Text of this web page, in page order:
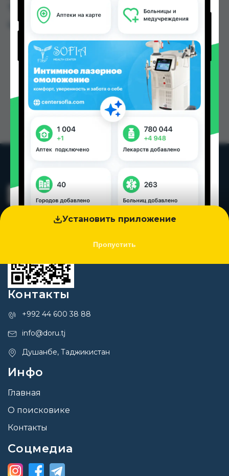
Установить приложение
Пропустить
TJS в Душанбе и других городах Таджикистана
Цена: от53.00 TJS
Контакты
+992 44 600 38 88
info@doru.tj
Душанбе, Таджикистан
Инфо
Главная
О поисковике
Контакты
Соцмедиа